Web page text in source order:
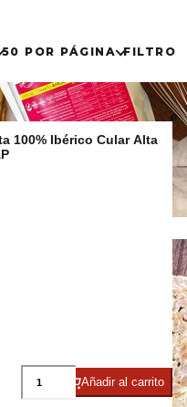
50 POR PÁGINA FILTRO
100% Ibérico Cular Alta
Añadir al carrito